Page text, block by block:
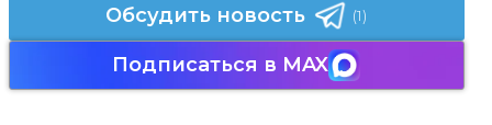
Обсудить новость (1)
Подписаться в MAX